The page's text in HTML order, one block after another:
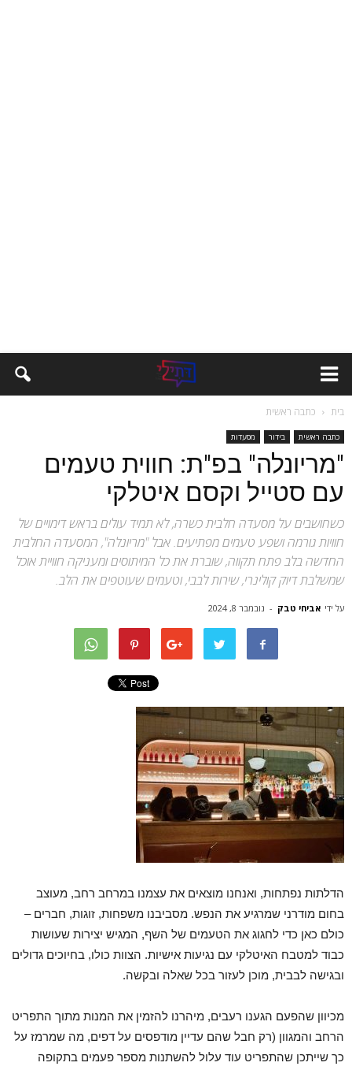
בית כתבה ראשית
כתבה ראשית בידור מסעדות
"מריונלה" בפ"ת: חווית טעמים
עם סטייל וקסם איטלקי
כשחושבים על מסעדה חלבית כשרה, לא תמיד עולים בראש דימויים של
חוויות גורמה ושפע טעמים מפתיעים. אבל "מריונלה", המסעדה החלבית
החדשה בלב פתח תקווה, שוברת את כל המיתוסים ומעניקה חוויית אוכל
שמשלבת דיוק קולינרי, שירות לבבי, וטעמים שעוטפים את הלב.
על ידי אביחי טבק - נובמבר 8, 2024
הדלתות נפתחות, ואנחנו מוצאים את עצמנו במרחב רחב, מעוצב
בחום מודרני שמרגיע את הנפש. מסביבנו משפחות, זוגות, חברים –
כולם כאן כדי לחגוג את הטעמים של השף, המגיש יצירות שעושות
כבוד למטבח האיטלקי עם נגיעות אישיות. הצוות כולו, בחיוכים גדולים
ובגישה לבבית, מוכן לעזור בכל שאלה ובקשה.
מכיוון שהפעם הגענו רעבים, מיהרנו להזמין את המנות מתוך התפריט
הרחב והמגוון (רק חבל שהם עדיין מודפסים על דפים, מה שמרמז על
כך שייתכן שהתפריט עוד עלול להשתנות מספר פעמים בתקופה